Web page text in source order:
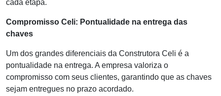
cada etapa.
Compromisso Celi: Pontualidade na entrega das
chaves
Um dos grandes diferenciais da Construtora Celi é a
pontualidade na entrega. A empresa valoriza o
compromisso com seus clientes, garantindo que as chaves
sejam entregues no prazo acordado.